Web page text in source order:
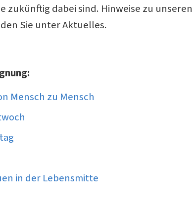
zukünftig dabei sind. Hinweise zu unseren
Sie unter Aktuelles.
Mensch zu Mensch
in der Lebensmitte